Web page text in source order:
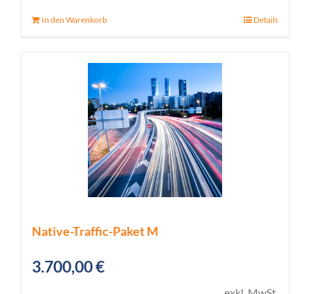
In den Warenkorb Details
Native-Traffic-Paket M
3.700,00€